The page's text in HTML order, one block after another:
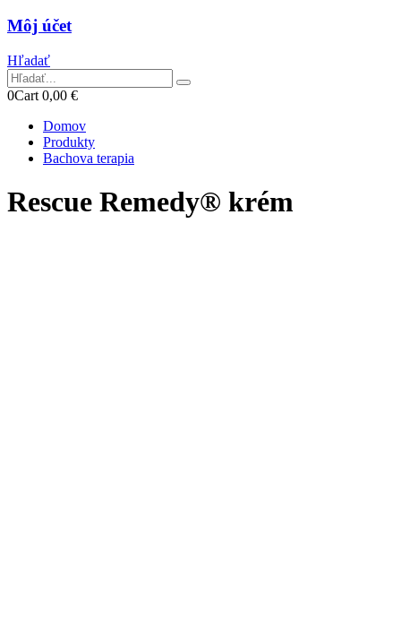
Môj účet
Hľadať
0Cart 0,00 €
Domov
Produkty
Bachova terapia
Rescue Remedy® krém